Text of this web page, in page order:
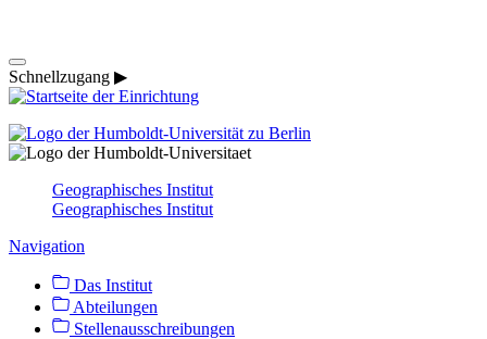
Schnellzugang ▶
Geographisches Institut
Geographisches Institut
Navigation
Das Institut
Abteilungen
Stellenausschreibungen